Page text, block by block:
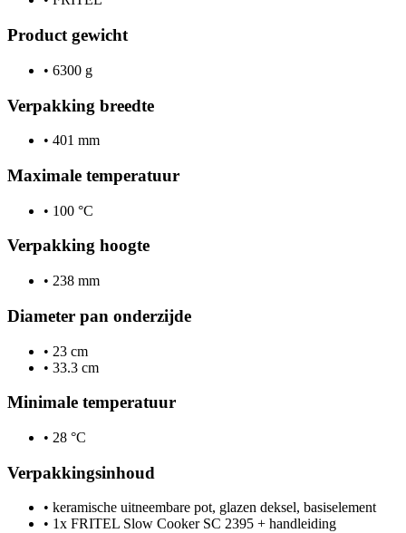
Product gewicht
• 6300 g
Verpakking breedte
• 401 mm
Maximale temperatuur
• 100 °C
Verpakking hoogte
• 238 mm
Diameter pan onderzijde
• 23 cm
• 33.3 cm
Minimale temperatuur
• 28 °C
Verpakkingsinhoud
• keramische uitneembare pot, glazen deksel, basiselement
• 1x FRITEL Slow Cooker SC 2395 + handleiding